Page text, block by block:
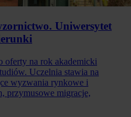
Uniwersytet
oferty na rok akademicki
Uczelnia stawia na
wyzwania rynkowe i
przymusowe migracje,